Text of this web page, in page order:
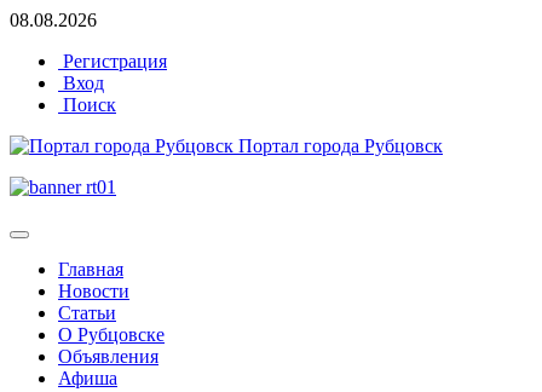
08.08.2026
Регистрация
Вход
Поиск
Портал города Рубцовск
Главная
Новости
Статьи
О Рубцовске
Объявления
Афиша